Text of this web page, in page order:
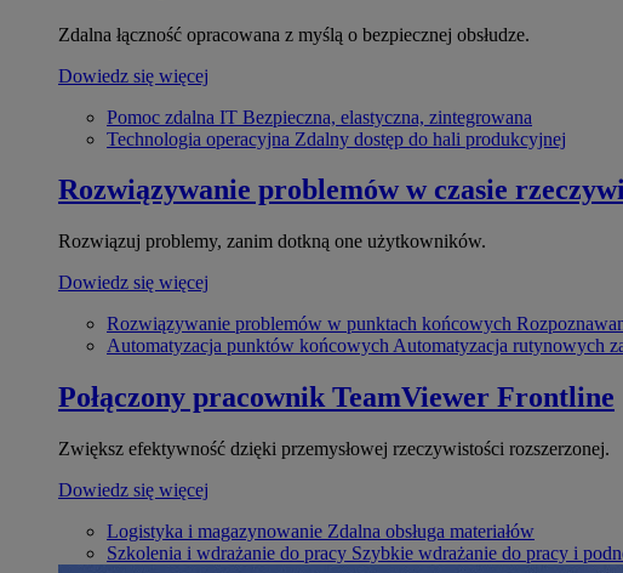
Zdalna łączność opracowana z myślą o bezpiecznej obsłudze.
Dowiedz się więcej
Pomoc zdalna IT Bezpieczna, elastyczna, zintegrowana
Technologia operacyjna Zdalny dostęp do hali produkcyjnej
Rozwiązywanie problemów w czasie
Rozwiązuj problemy, zanim dotkną one użytkowników.
Dowiedz się więcej
Rozwiązywanie problemów w punktach końcowych
Automatyzacja punktów końcowych Automatyzacja rutynowych
Połączony pracownik TeamViewer Frontline
Zwiększ efektywność dzięki przemysłowej rzeczywistości rozszerzonej.
Dowiedz się więcej
Logistyka i magazynowanie Zdalna obsługa materiałów
Szkolenia i wdrażanie do pracy Szybkie wdrażanie do pracy i